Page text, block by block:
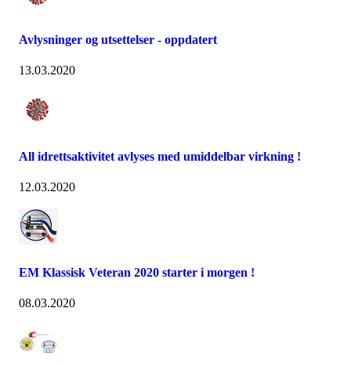
Avlysninger og utsettelser - oppdatert
13.03.2020
All idrettsaktivitet avlyses med umiddelbar virkning !
12.03.2020
EM Klassisk Veteran 2020 starter i morgen !
08.03.2020